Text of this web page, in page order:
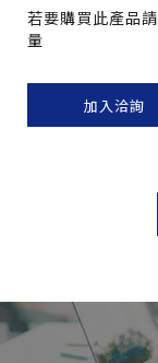
若要購買此產品
量
加入洽詢